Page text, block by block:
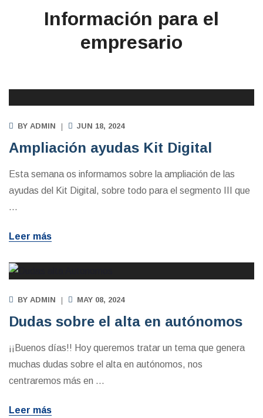
Información para el
empresario
BY ADMIN JUN 18, 2024
Ampliación ayudas Kit Digital
Esta semana os informamos sobre la ampliación de las
ayudas del Kit Digital, sobre todo para el segmento III que
…
Leer más
BY ADMIN MAY 08, 2024
Dudas sobre el alta en autónomos
¡¡Buenos días!! Hoy queremos tratar un tema que genera
muchas dudas sobre el alta en autónomos, nos
centraremos más en …
Leer más